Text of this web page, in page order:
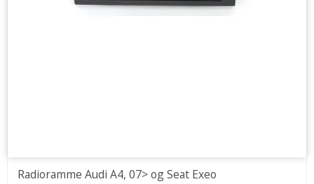
Radioramme Audi A4, 07> og Seat Exeo